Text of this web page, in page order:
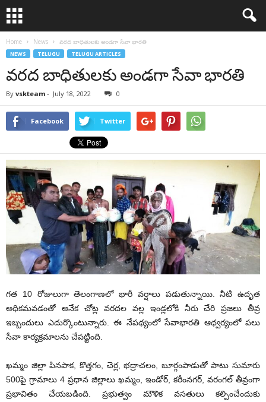
Home News వ‌ర‌ద బాధితుల‌కు అండ‌గా సేవా భార‌తి
NEWS TELUGU TELUGU ARTICLES
వ‌ర‌ద బాధితుల‌కు అండ‌గా సేవా భార‌తి
By vskteam - July 18, 2022 0
Facebook Twitter
గ‌త 10 రోజులుగా తెలంగాణ‌లో భారీ వ‌ర్షాలు ప‌డుతున్నాయి. నీటి ఉదృత
అధికమ‌వ‌డంతో అనేక చోట్ల వ‌ర‌ద‌ల వ‌ల్ల ఇండ్ల‌లోకి నీరు చేరి ప్ర‌జ‌లు తీవ్ర
ఇబ్బందులు ఎదుర్కొంటున్నారు. ఈ నేప‌థ్యంలో సేవాభార‌తి ఆధ్వ‌ర్యంలో ప‌లు
సేవా కార్య‌క్ర‌మాల‌ను చేప‌ట్టింది.
ఖ‌మ్మం జిల్లా పినపాక, కొత్తగం, చెర్ల, భద్రాచలం, బూర్గంపాడుతో పాటు సుమారు
500పై గ్రామాలు 4 ప్రధాన జిల్లాలు ఖమ్మం, ఇండోర్, కరీంనగర్, వరంగల్ తీవ్రంగా
ప్రభావితం చేయబడింది. ప్రభుత్వం మౌళిక వసతులు కల్పించేందుకు